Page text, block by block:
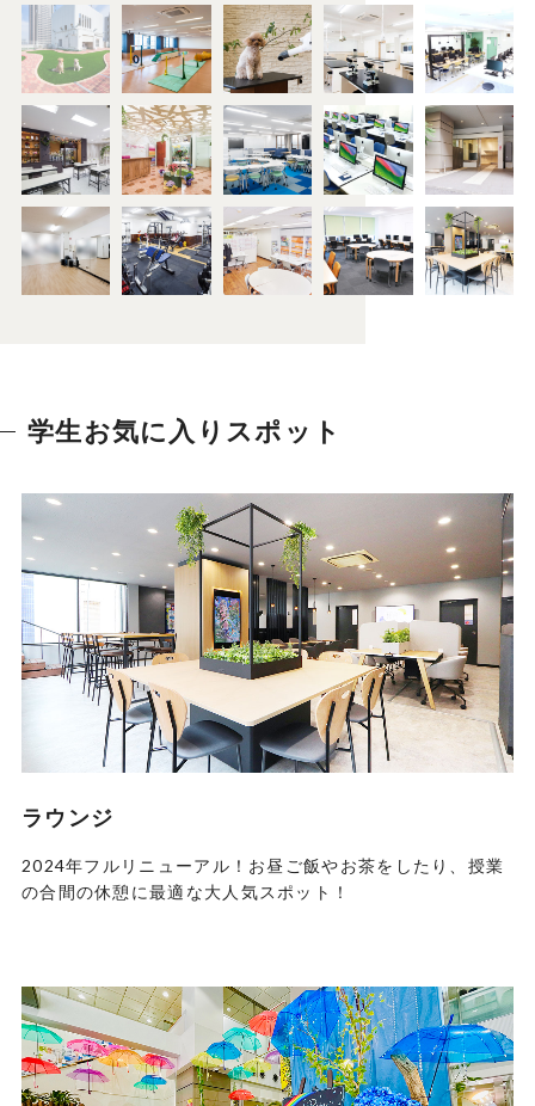
学生お気に入りスポット
ラウンジ
2024年フルリニューアル！お昼ご飯やお茶をしたり、授業
の合間の休憩に最適な大人気スポット！